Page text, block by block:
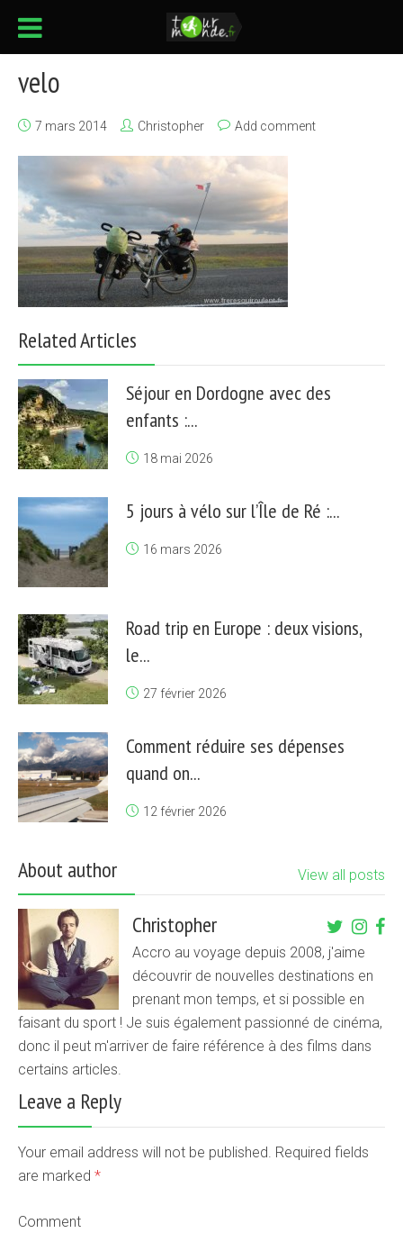
velo
7 mars 2014 Christopher Add comment
Related Articles
Séjour en Dordogne avec des
enfants :...
18 mai 2026
5 jours à vélo sur l’Île de Ré :...
16 mars 2026
Road trip en Europe : deux visions,
le...
27 février 2026
Comment réduire ses dépenses
quand on...
12 février 2026
About author View all posts
Christopher
Accro au voyage depuis 2008, j'aime
découvrir de nouvelles destinations en
prenant mon temps, et si possible en
faisant du sport ! Je suis également passionné de cinéma,
donc il peut m'arriver de faire référence à des films dans
certains articles.
Leave a Reply
Your email address will not be published. Required fields
are marked *
Comment